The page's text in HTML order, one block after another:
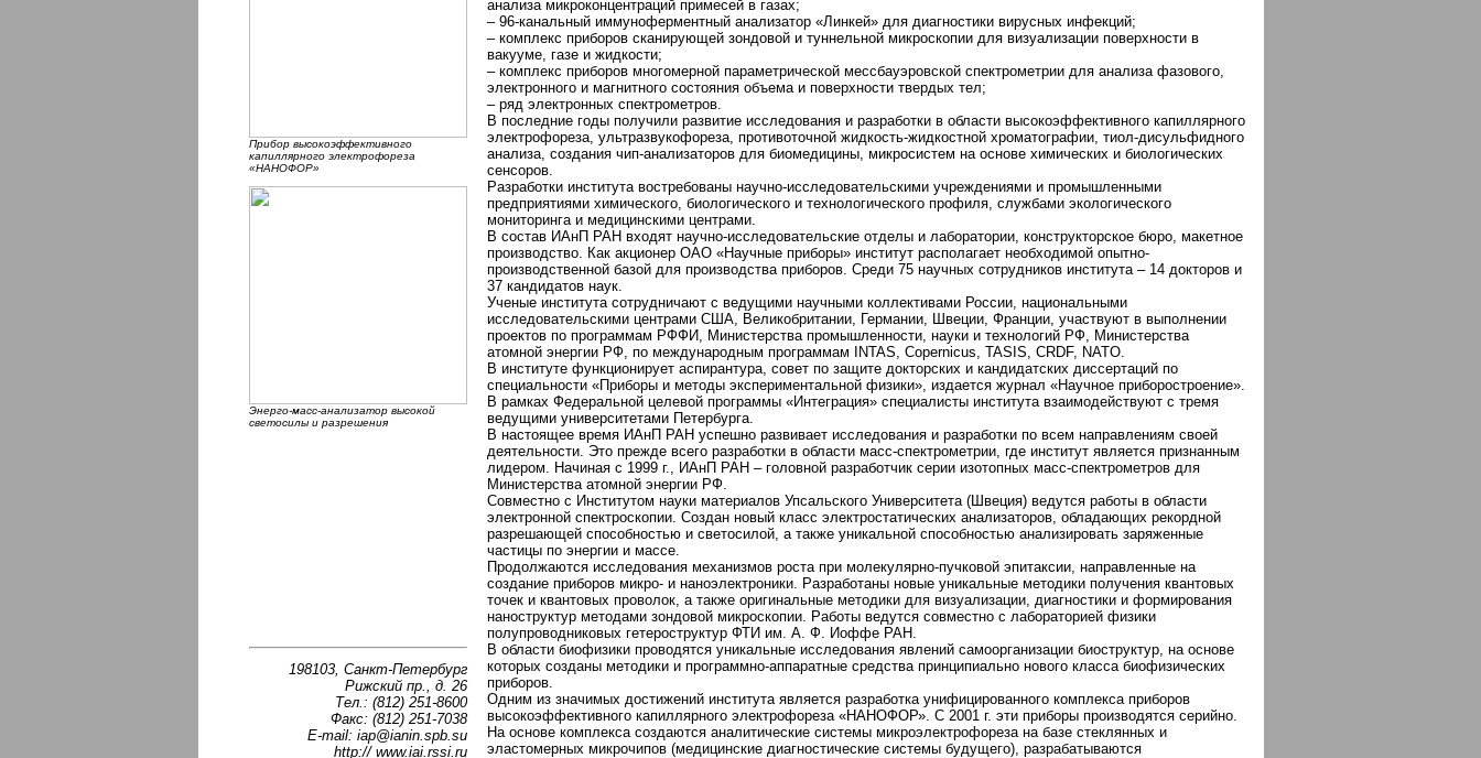
Прибор высокоэффективного
капиллярного электрофореза
«НАНОФОР»
Энерго-масс-анализатор высокой
светосилы и разрешения
анализа микроконцентраций примесей в газах;
– 96-канальный иммуноферментный анализатор «Линкей» для диагностики вирусных инфекций;
– комплекс приборов сканирующей зондовой и туннельной микроскопии для визуализации поверхности в
вакууме, газе и жидкости;
– комплекс приборов многомерной параметрической мессбауэровской спектрометрии для анализа фазового,
электронного и магнитного состояния объема и поверхности твердых тел;
– ряд электронных спектрометров.
В последние годы получили развитие исследования и разработки в области высокоэффективного капиллярного
электрофореза, ультразвукофореза, противоточной жидкость-жидкостной хроматографии, тиол-дисульфидного
анализа, создания чип-анализаторов для биомедицины, микросистем на основе химических и биологических
сенсоров.
Разработки института востребованы научно-исследовательскими учреждениями и промышленными
предприятиями химического, биологического и технологического профиля, службами экологического
мониторинга и медицинскими центрами.
В состав ИАнП РАН входят научно-исследовательские отделы и лаборатории, конструкторское бюро, макетное
производство. Как акционер ОАО «Научные приборы» институт располагает необходимой опытно-
производственной базой для производства приборов. Среди 75 научных сотрудников института – 14 докторов и
37 кандидатов наук.
Ученые института сотрудничают с ведущими научными коллективами России, национальными
исследовательскими центрами США, Великобритании, Германии, Швеции, Франции, участвуют в выполнении
проектов по программам РФФИ, Министерства промышленности, науки и технологий РФ, Министерства
атомной энергии РФ, по международным программам INTAS, Copernicus, TASIS, CRDF, NATO.
В институте функционирует аспирантура, совет по защите докторских и кандидатских диссертаций по
специальности «Приборы и методы экспериментальной физики», издается журнал «Научное приборостроение».
В рамках Федеральной целевой программы «Интеграция» специалисты института взаимодействуют с тремя
ведущими университетами Петербурга.
В настоящее время ИАнП РАН успешно развивает исследования и разработки по всем направлениям своей
деятельности. Это прежде всего разработки в области масс-спектрометрии, где институт является признанным
лидером. Начиная с 1999 г., ИАнП РАН – головной разработчик серии изотопных масс-спектрометров для
Министерства атомной энергии РФ.
Совместно с Институтом науки материалов Упсальского Университета (Швеция) ведутся работы в области
электронной спектроскопии. Создан новый класс электростатических анализаторов, обладающих рекордной
разрешающей способностью и светосилой, а также уникальной способностью анализировать заряженные
частицы по энергии и массе.
Продолжаются исследования механизмов роста при молекулярно-пучковой эпитаксии, направленные на
создание приборов микро- и наноэлектроники. Разработаны новые уникальные методики получения квантовых
точек и квантовых проволок, а также оригинальные методики для визуализации, диагностики и формирования
наноструктур методами зондовой микроскопии. Работы ведутся совместно с лабораторией физики
полупроводниковых гетероструктур ФТИ им. А. Ф. Иоффе РАН.
В области биофизики проводятся уникальные исследования явлений самоорганизации биоструктур, на основе
которых созданы методики и программно-аппаратные средства принципиально нового класса биофизических
приборов.
Одним из значимых достижений института является разработка унифицированного комплекса приборов
высокоэффективного капиллярного электрофореза «НАНОФОР». С 2001 г. эти приборы производятся серийно.
На основе комплекса создаются аналитические системы микроэлектрофореза на базе стеклянных и
эластомерных микрочипов (медицинские диагностические системы будущего), разрабатываются
198103, Санкт-Петербург
Рижский пр., д. 26
Тел.: (812) 251-8600
Факс: (812) 251-7038
E-mail: iap@ianin.spb.su
http:// www.iai.rssi.ru